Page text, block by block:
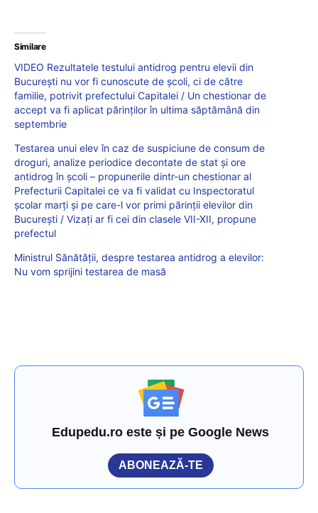
Similare
VIDEO Rezultatele testului antidrog pentru elevii din
București nu vor fi cunoscute de școli, ci de către
familie, potrivit prefectului Capitalei / Un chestionar de
accept va fi aplicat părinților în ultima săptămână din
septembrie
Testarea unui elev în caz de suspiciune de consum de
droguri, analize periodice decontate de stat și ore
antidrog în școli – propunerile dintr-un chestionar al
Prefecturii Capitalei ce va fi validat cu Inspectoratul
școlar marți și pe care-l vor primi părinții elevilor din
București / Vizați ar fi cei din clasele VII-XII, propune
prefectul
Ministrul Sănătății, despre testarea antidrog a elevilor:
Nu vom sprijini testarea de masă
Edupedu.ro este și pe Google News
ABONEAZĂ-TE